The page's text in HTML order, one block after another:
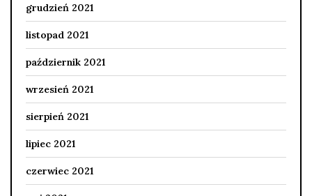
grudzień 2021
listopad 2021
październik 2021
wrzesień 2021
sierpień 2021
lipiec 2021
czerwiec 2021